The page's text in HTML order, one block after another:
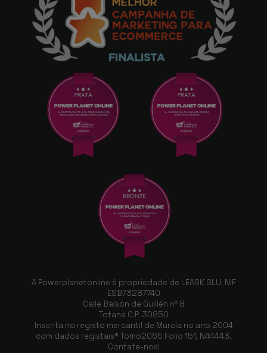
A Powerplanetonline é propriedade de LEASK SLU, NIF
ESB73287740
Calle Balsón de Guillén nº 8
Totana C.P. 30850
Inscrita no registo mercantil de Murcia no ano 2004
com dados registais* Tomo2065 Folio 151, N44443.
Contate-nos!